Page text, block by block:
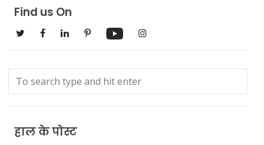
Find us On
हाल के पोस्ट